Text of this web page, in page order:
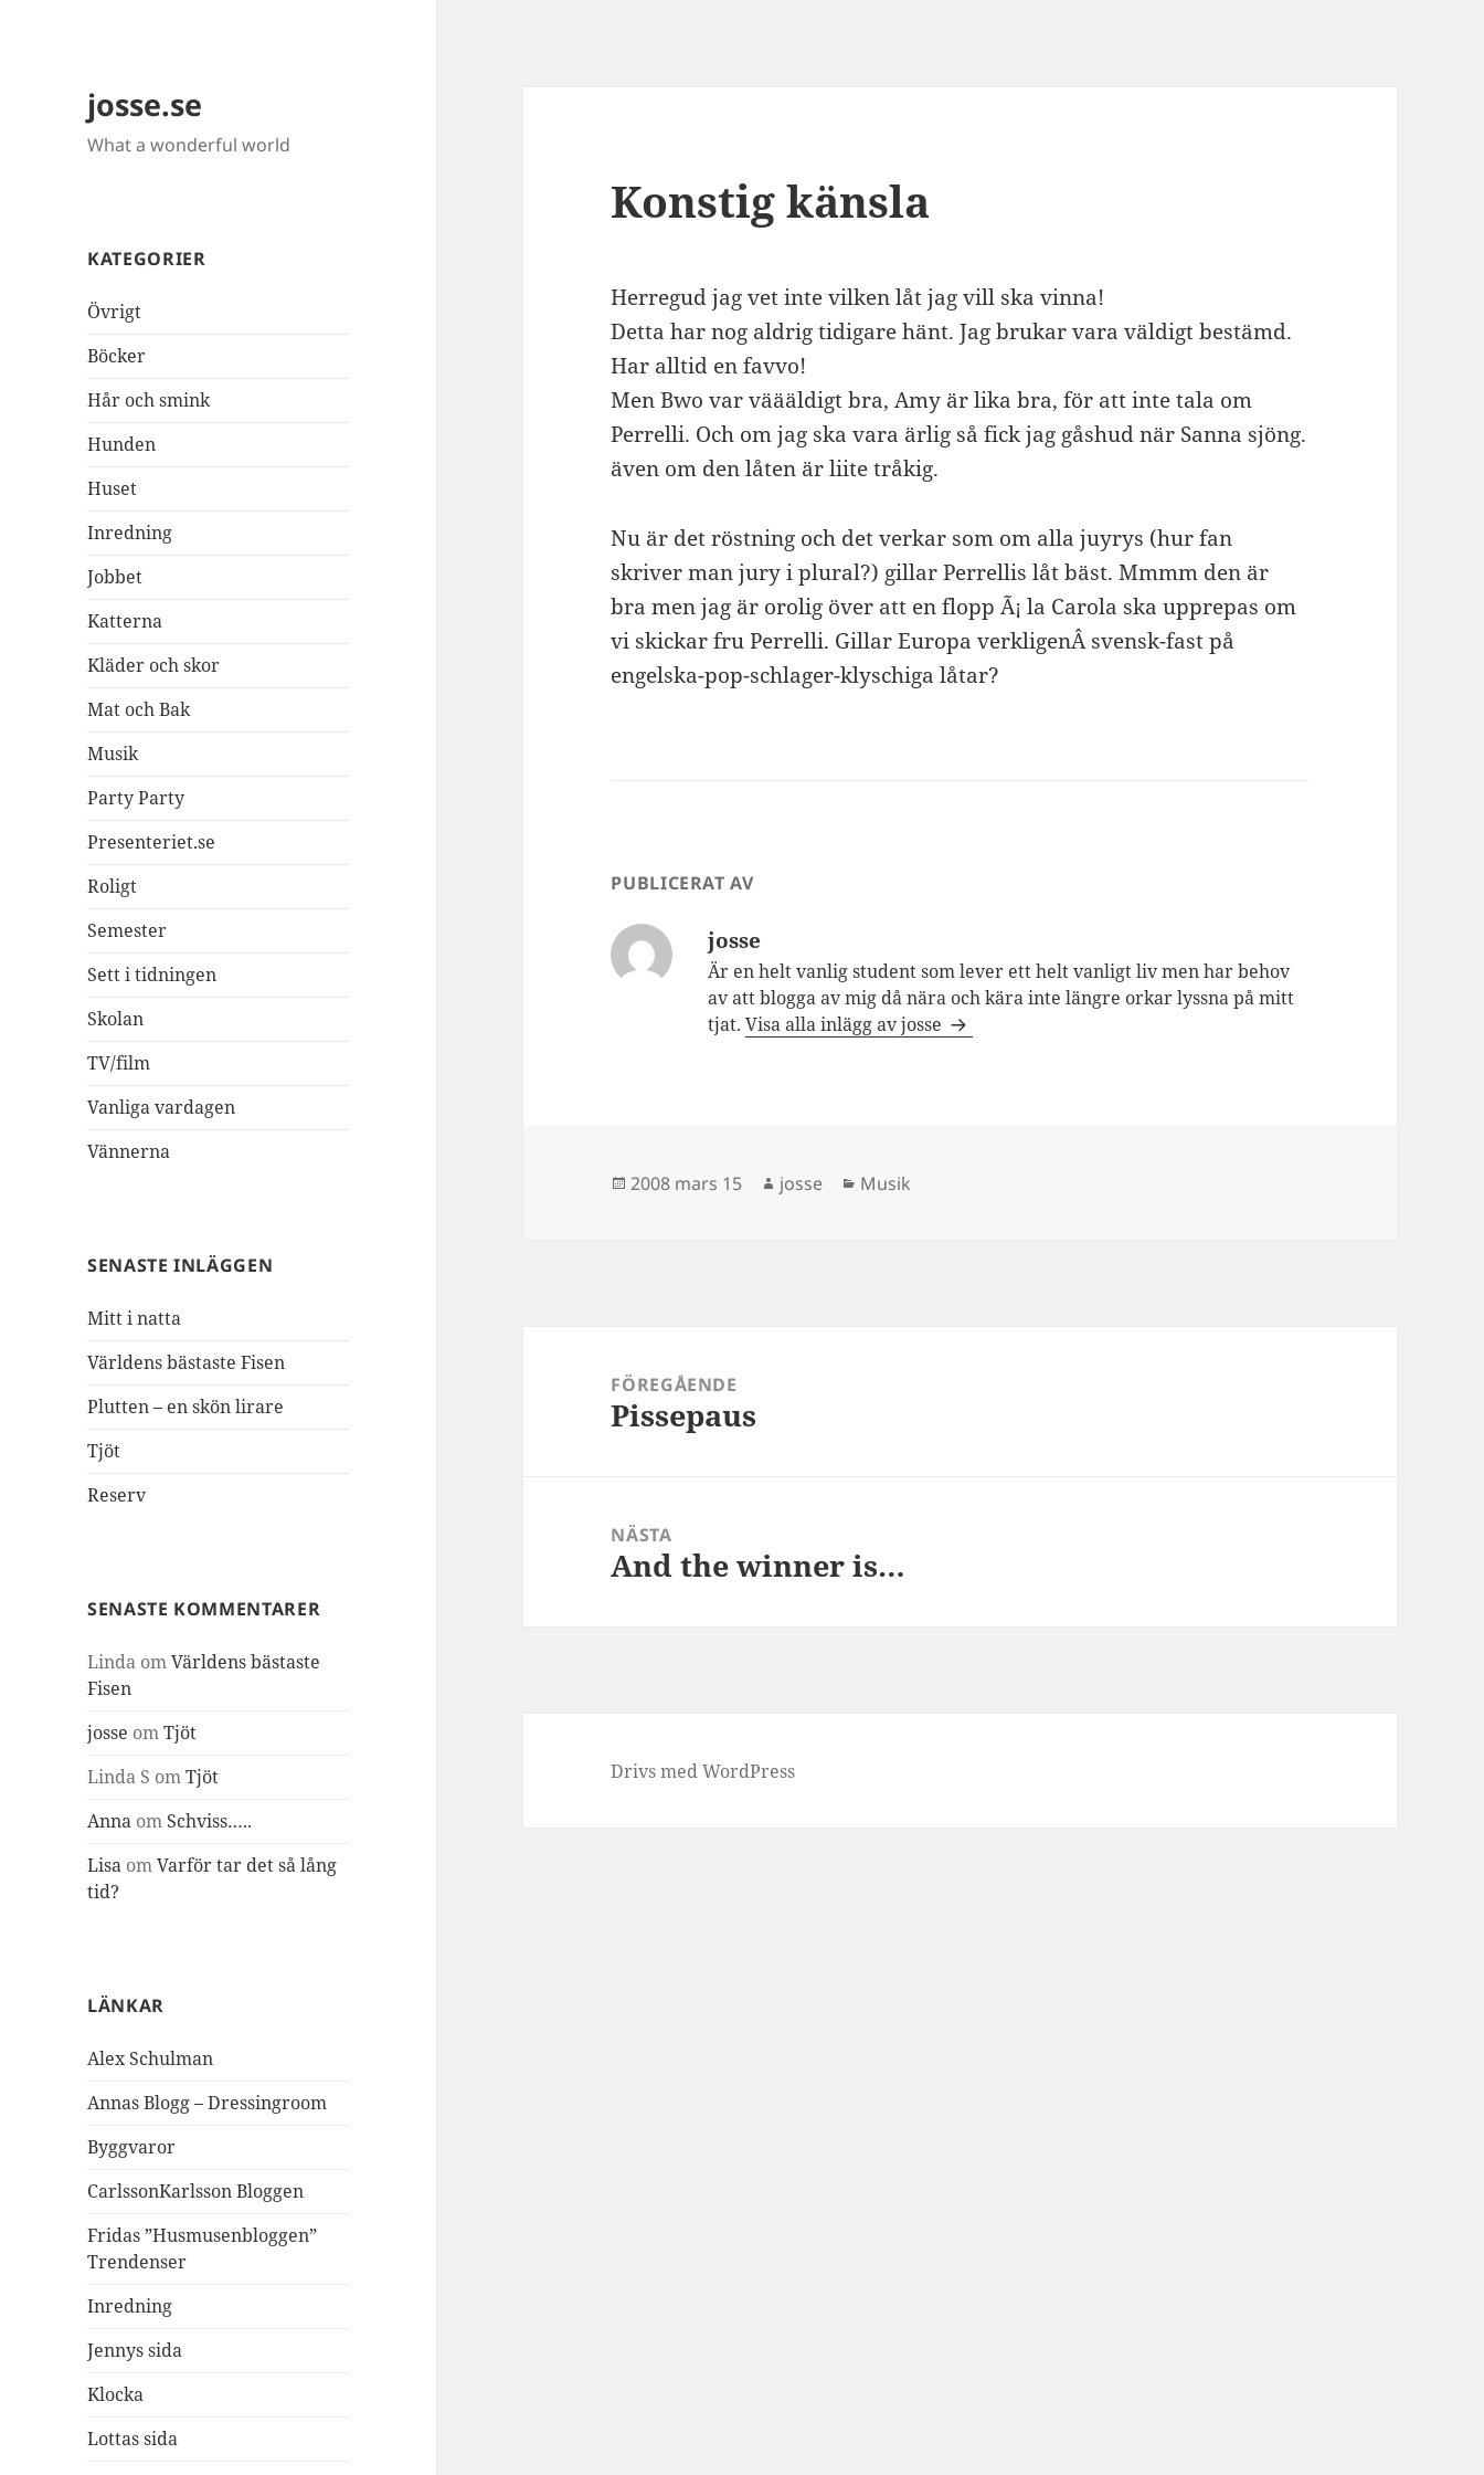
josse.se
What a wonderful world
KATEGORIER
Övrigt
Böcker
Hår och smink
Hunden
Huset
Inredning
Jobbet
Katterna
Kläder och skor
Mat och Bak
Musik
Party Party
Presenteriet.se
Roligt
Semester
Sett i tidningen
Skolan
TV/film
Vanliga vardagen
Vännerna
SENASTE INLÄGGEN
Mitt i natta
Världens bästaste Fisen
Plutten – en skön lirare
Tjöt
Reserv
SENASTE KOMMENTARER
Linda omVärldens bästaste
Fisen
josse omTjöt
Linda S omTjöt
Anna om Schviss…..
Lisa omVarför tar det så lång
tid?
LÄNKAR
Alex Schulman
Annas Blogg – Dressingroom
Byggvaror
CarlssonKarlsson Bloggen
Fridas ”Husmusenbloggen”
Trendenser
Inredning
Jennys sida
Klocka
Lottas sida
Konstig känsla
Herregud jag vet inte vilken låt jag vill ska vinna!
Detta har nog aldrig tidigare hänt. Jag brukar vara väldigt bestämd.
Har alltid en favvo!
Men Bwo var väääldigt bra, Amy är lika bra, för att inte tala om
Perrelli. Och om jag ska vara ärlig så fick jag gåshud när Sanna sjöng.
även om den låten är liite tråkig.
Nu är det röstning och det verkar som om alla juyrys (hur fan
skriver man jury i plural?) gillar Perrellis låt bäst. Mmmm den är
bra men jag är orolig över att en flopp Ã¡ la Carola ska upprepas om
vi skickar fru Perrelli. Gillar Europa verkligenÂ svensk-fast på
engelska-pop-schlager-klyschiga låtar?
PUBLICERAT AV
josse
Är en helt vanlig student som lever ett helt vanligt liv men har behov
av att blogga av mig då nära och kära inte längre orkar lyssna på mitt
tjat.Visa alla inlägg av josse
Postat
2008 mars 15 Författare
josse Kategorier
Musik
FÖREGÅENDE
Föregående
Pissepaus
NÄSTA
Nästa
And the winner is…
Drivs med WordPress